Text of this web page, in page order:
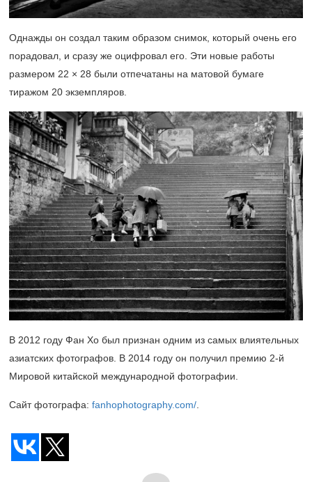
Однажды он создал таким образом снимок, который очень его
порадовал, и сразу же оцифровал его. Эти новые работы
размером 22 × 28 были отпечатаны на матовой бумаге
тиражом 20 экземпляров.
В 2012 году Фан Хо был признан одним из самых влиятельных
азиатских фотографов. В 2014 году он получил премию 2-й
Мировой китайской международной фотографии.
Сайт фотографа: fanhophotography.com/.